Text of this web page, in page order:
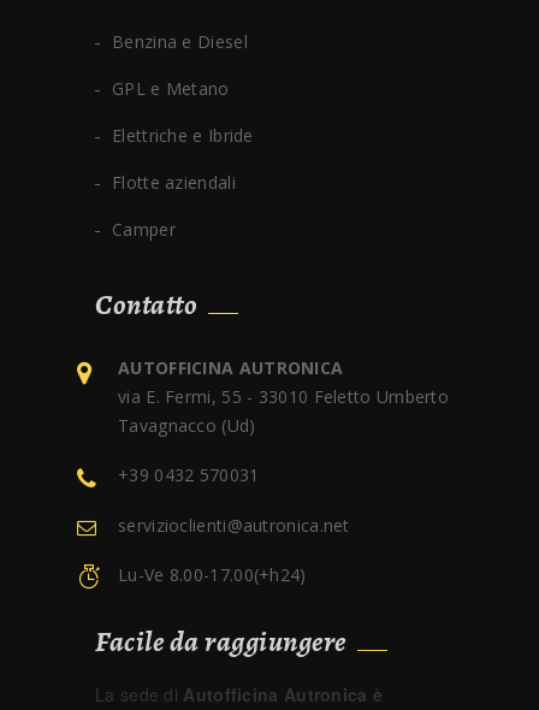
Benzina e Diesel
GPL e Metano
Elettriche e Ibride
Flotte aziendali
Camper
Contatto
AUTOFFICINA AUTRONICA
via E. Fermi, 55 - 33010 Feletto Umberto
Tavagnacco (Ud)
+39 0432 570031
servizioclienti@autronica.net
Lu-Ve 8.00-17.00(+h24)
Facile da raggiungere
La sede di Autofficina Autronica è